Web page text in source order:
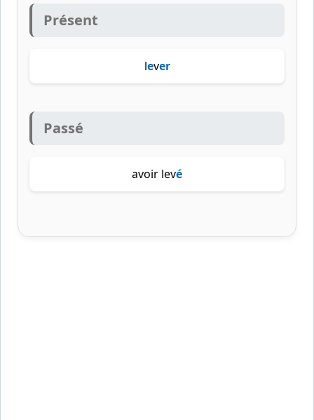
Présent
lever
Passé
avoir levé